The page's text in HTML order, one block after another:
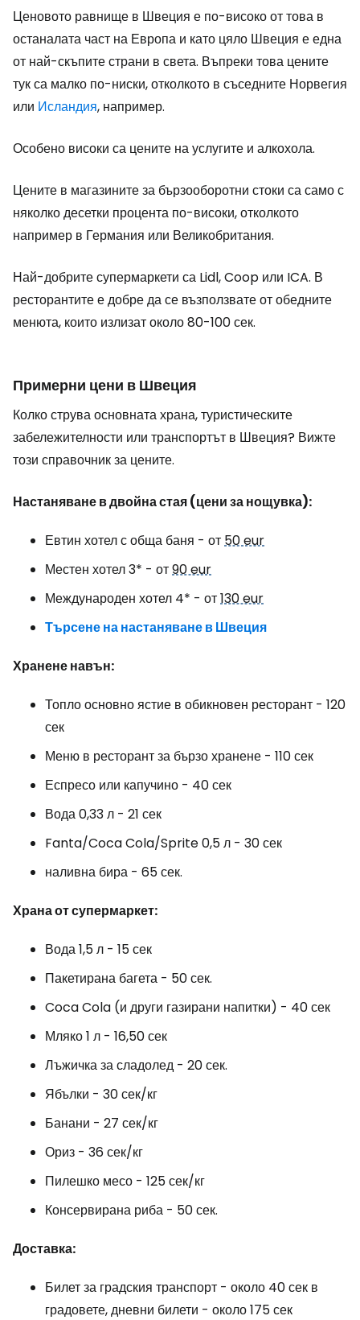
Ценовото равнище в Швеция е по-високо от това в
останалата част на Европа и като цяло Швеция е една
от най-скъпите страни в света. Въпреки това цените
тук са малко по-ниски, отколкото в съседните Норвегия
или Исландия, например.
Особено високи са цените на услугите и алкохола.
Цените в магазините за бързооборотни стоки са само с
няколко десетки процента по-високи, отколкото
например в Германия или Великобритания.
Най-добрите супермаркети са Lidl, Coop или ICA. В
ресторантите е добре да се възползвате от обедните
менюта, които излизат около 80-100 сек.
Примерни цени в Швеция
Колко струва основната храна, туристическите
забележителности или транспортът в Швеция? Вижте
този справочник за цените.
Настаняване в двойна стая (цени за нощувка):
Евтин хотел с обща баня - от50 eur
Местен хотел 3* - от90 eur
Международен хотел 4* - от130 eur
Търсене на настаняване в Швеция
Хранене навън:
Топло основно ястие в обикновен ресторант - 120
сек
Меню в ресторант за бързо хранене - 110 сек
Еспресо или капучино - 40 сек
Вода 0,33 л - 21 сек
Fanta/Coca Cola/Sprite 0,5 л - 30 сек
наливна бира - 65 сек.
Храна от супермаркет:
Вода 1,5 л - 15 сек
Пакетирана багета - 50 сек.
Coca Cola (и други газирани напитки) - 40 сек
Мляко 1 л - 16,50 сек
Лъжичка за сладолед - 20 сек.
Ябълки - 30 сек/кг
Банани - 27 сек/кг
Ориз - 36 сек/кг
Пилешко месо - 125 сек/кг
Консервирана риба - 50 сек.
Доставка:
Билет за градския транспорт - около 40 сек в
градовете, дневни билети - около 175 сек